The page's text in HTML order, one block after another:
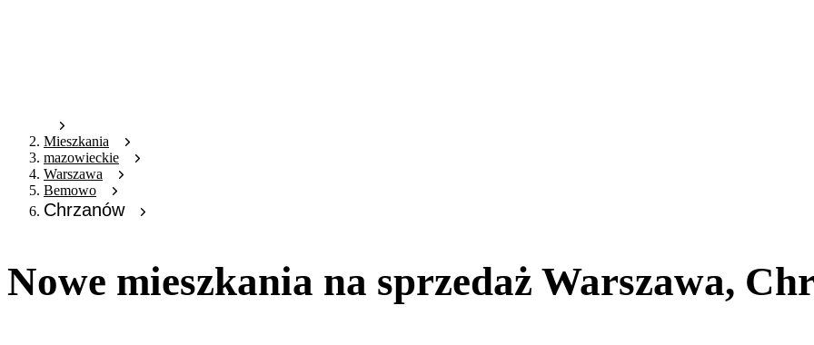
Mieszkania
mazowieckie
Warszawa
Bemowo
Chrzanów
Nowe mieszkania na sprzedaż Warszawa,